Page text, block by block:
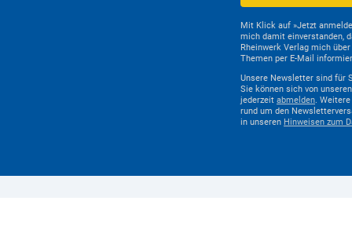
Mit Klick auf »Jetzt
mich damit einverstanden,
Rheinwerk Verlag mich
Themen per E-Mail
Unsere Newsletter sind für
Sie können sich von
jederzeit abmelden.
rund um den
in unseren Hinweisen zum